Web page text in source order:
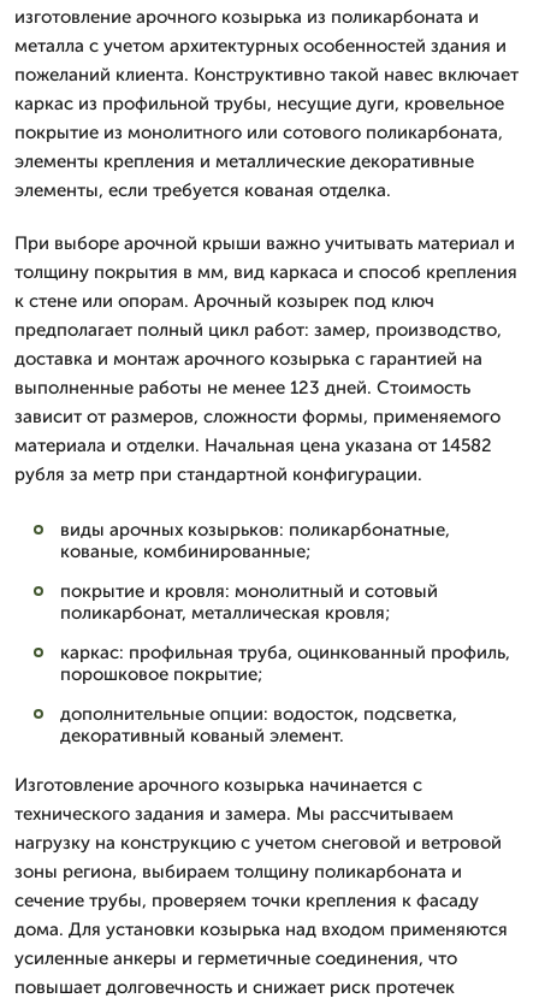
изготовление арочного козырька из поликарбоната и
металла с учетом архитектурных особенностей здания и
пожеланий клиента. Конструктивно такой навес включает
каркас из профильной трубы, несущие дуги, кровельное
покрытие из монолитного или сотового поликарбоната,
элементы крепления и металлические декоративные
элементы, если требуется кованая отделка.
При выборе арочной крыши важно учитывать материал и
толщину покрытия в мм, вид каркаса и способ крепления
к стене или опорам. Арочный козырек под ключ
предполагает полный цикл работ: замер, производство,
доставка и монтаж арочного козырька с гарантией на
выполненные работы не менее 123 дней. Стоимость
зависит от размеров, сложности формы, применяемого
материала и отделки. Начальная цена указана от 14582
рубля за метр при стандартной конфигурации.
виды арочных козырьков: поликарбонатные,
кованые, комбинированные;
покрытие и кровля: монолитный и сотовый
поликарбонат, металлическая кровля;
каркас: профильная труба, оцинкованный профиль,
порошковое покрытие;
дополнительные опции: водосток, подсветка,
декоративный кованый элемент.
Изготовление арочного козырька начинается с
технического задания и замера. Мы рассчитываем
нагрузку на конструкцию с учетом снеговой и ветровой
зоны региона, выбираем толщину поликарбоната и
сечение трубы, проверяем точки крепления к фасаду
дома. Для установки козырька над входом применяются
усиленные анкеры и герметичные соединения, что
повышает долговечность и снижает риск протечек